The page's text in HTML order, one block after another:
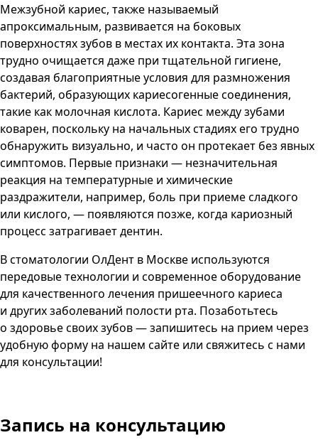
Межзубной кариес, также называемый
апроксимальным, развивается на боковых
поверхностях зубов в местах их контакта. Эта зона
трудно очищается даже при тщательной гигиене,
создавая благоприятные условия для размножения
бактерий, образующих кариесогенные соединения,
такие как молочная кислота. Кариес между зубами
коварен, поскольку на начальных стадиях его трудно
обнаружить визуально, и часто он протекает без явных
симптомов. Первые признаки — незначительная
реакция на температурные и химические
раздражители, например, боль при приеме сладкого
или кислого, — появляются позже, когда кариозный
процесс затрагивает дентин.
В стоматологии ОлДент в Москве используются
передовые технологии и современное оборудование
для качественного лечения пришеечного кариеса
и других заболеваний полости рта. Позаботьтесь
о здоровье своих зубов — запишитесь на прием через
удобную форму на нашем сайте или свяжитесь с нами
для консультации!
Запись на консультацию